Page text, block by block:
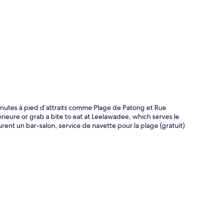
à pied d’attraits comme Plage de Patong et Rue
or grab a bite to eat at Leelawadee, which serves le
un bar-salon, service de navette pour la plage (gratuit)